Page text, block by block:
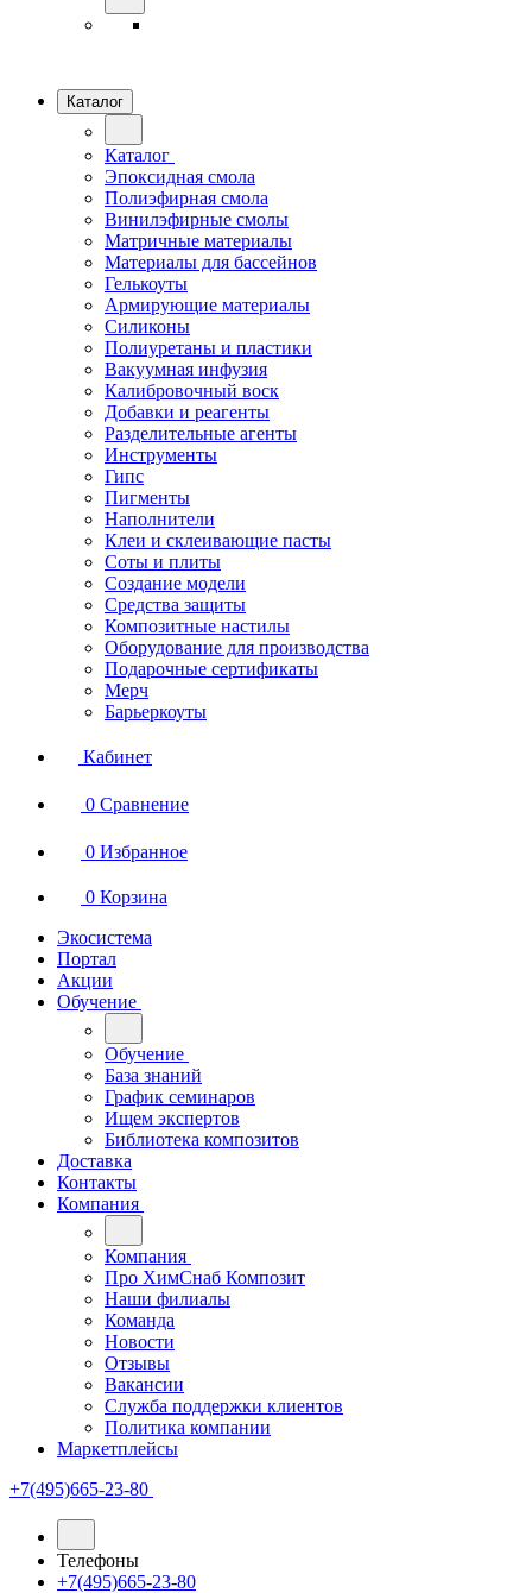
Каталог
Каталог
Эпоксидная смола
Полиэфирная смола
Винилэфирные смолы
Матричные материалы
Материалы для бассейнов
Гелькоуты
Армирующие материалы
Силиконы
Полиуретаны и пластики
Вакуумная инфузия
Калибровочный воск
Добавки и реагенты
Разделительные агенты
Инструменты
Гипс
Пигменты
Наполнители
Клеи и склеивающие пасты
Соты и плиты
Создание модели
Средства защиты
Композитные настилы
Оборудование для производства
Подарочные сертификаты
Мерч
Барьеркоуты
Кабинет
0 Сравнение
0 Избранное
0 Корзина
Экосистема
Портал
Акции
Обучение
Обучение
База знаний
График семинаров
Ищем экспертов
Библиотека композитов
Доставка
Контакты
Компания
Компания
Про ХимСнаб Композит
Наши филиалы
Команда
Новости
Отзывы
Вакансии
Служба поддержки клиентов
Политика компании
Маркетплейсы
+7(495)665-23-80
Телефоны
+7(495)665-23-80